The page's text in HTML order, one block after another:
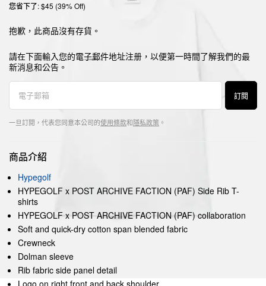
您省下了: $45 (39% Off)
抱歉，此商品沒有存貨。
請在下面輸入您的電子郵件地址注册，以便第一時間了解我們的最
新消息和公告。
訂閱
一旦訂閱，代表您同意本公司的使用條款和隱私政策 。
商品介紹
Hypegolf
HYPEGOLF x POST ARCHIVE FACTION (PAF) Side Rib T-
shirts
HYPEGOLF x POST ARCHIVE FACTION (PAF) collaboration
Soft and quick-dry cotton span blended fabric
Crewneck
Dolman sleeve
Rib fabric side panel detail
Logo on right front and back shoulder